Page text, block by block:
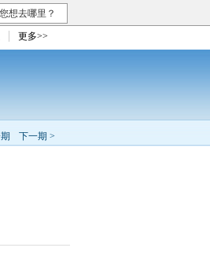
您想去哪里？
更多>>
下一期 >